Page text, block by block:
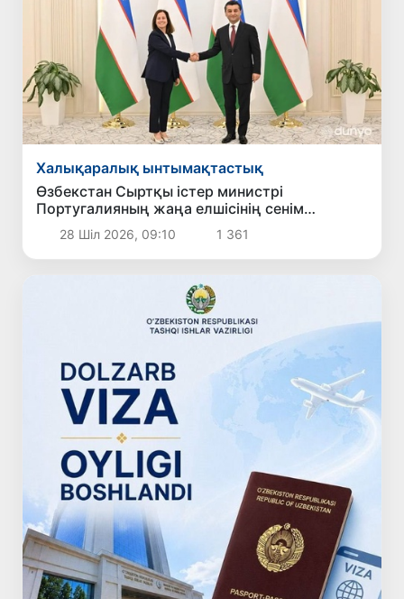
Халықаралық ынтымақтастық
Өзбекстан Сыртқы істер министрі
Португалияның жаңа елшісінің сенім
грамоталарын қабылдады
28 Шіл 2026, 09:10 1 361